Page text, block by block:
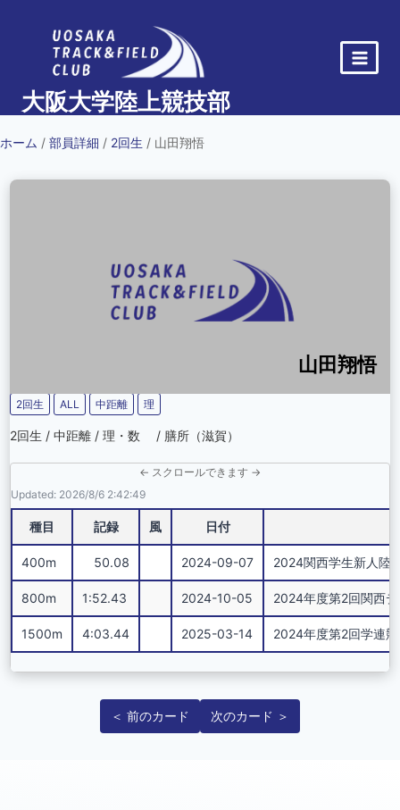
大阪大学陸上競技部
ホーム / 部員詳細 / 2回生 / 山田翔悟
山田翔悟
2回生 ALL 中距離 理
2回生 / 中距離 / 理・数 / 膳所（滋賀）
← スクロールできます →
Updated: 2026/8/6 2:42:49
種目 記録 風 日付
400m 50.08 2024-09-07 2024関西学生新人陸
800m 1:52.43 2024-10-05 2024年度第2回関西
1500m 4:03.44 2025-03-14 2024年度第2回学連
＜ 前のカード 次のカード ＞